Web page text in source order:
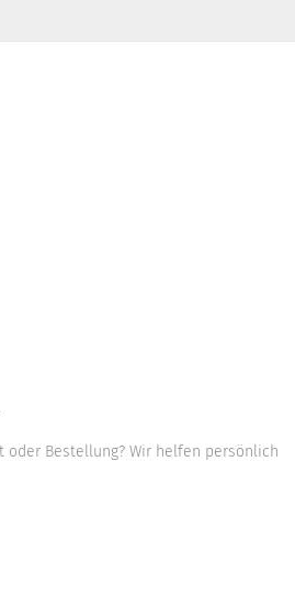
oder Bestellung? Wir helfen persönlich